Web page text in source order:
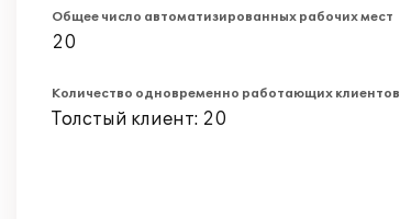
Общее число автоматизированных рабочих мест
20
Количество одновременно работающих клиентов
Толстый клиент: 20